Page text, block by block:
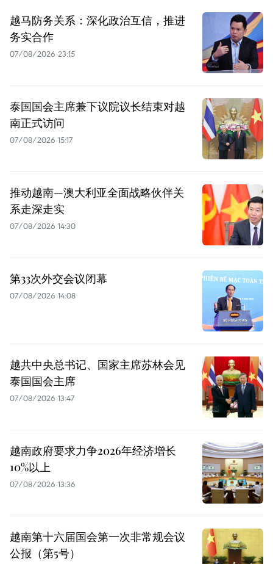
越马防务关系：深化政治互信，推进
务实合作
07/08/2026 23:15
泰国国会主席兼下议院议长结束对越
南正式访问
07/08/2026 15:17
推动越南—澳大利亚全面战略伙伴关
系走深走实
07/08/2026 14:30
第33次外交会议闭幕
07/08/2026 14:08
越共中央总书记、国家主席苏林会见
泰国国会主席
07/08/2026 13:47
越南政府要求力争2026年经济增长
10%以上
07/08/2026 13:36
越南第十六届国会第一次非常规会议
公报（第5号）